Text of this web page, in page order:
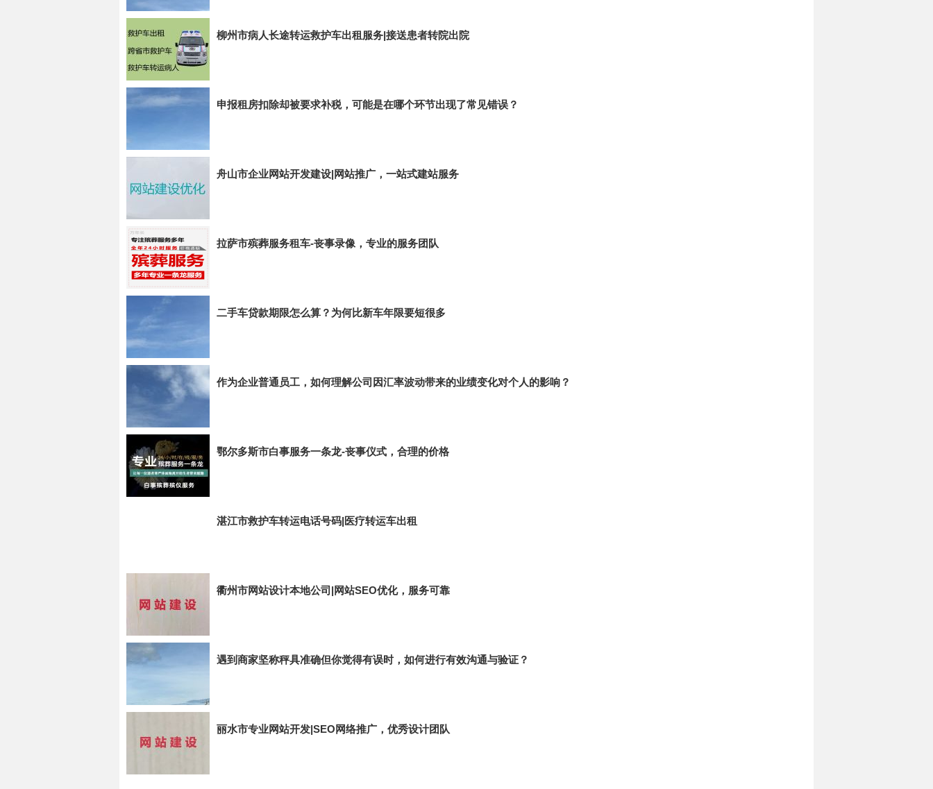
柳州市病人长途转运救护车出租服务|接送患者转院出院
申报租房扣除却被要求补税，可能是在哪个环节出现了常见错误？
舟山市企业网站开发建设|网站推广，一站式建站服务
拉萨市殡葬服务租车-丧事录像，专业的服务团队
二手车贷款期限怎么算？为何比新车年限要短很多
作为企业普通员工，如何理解公司因汇率波动带来的业绩变化对个人的影响？
鄂尔多斯市白事服务一条龙-丧事仪式，合理的价格
湛江市救护车转运电话号码|医疗转运车出租
衢州市网站设计本地公司|网站SEO优化，服务可靠
遇到商家坚称秤具准确但你觉得有误时，如何进行有效沟通与验证？
丽水市专业网站开发|SEO网络推广，优秀设计团队